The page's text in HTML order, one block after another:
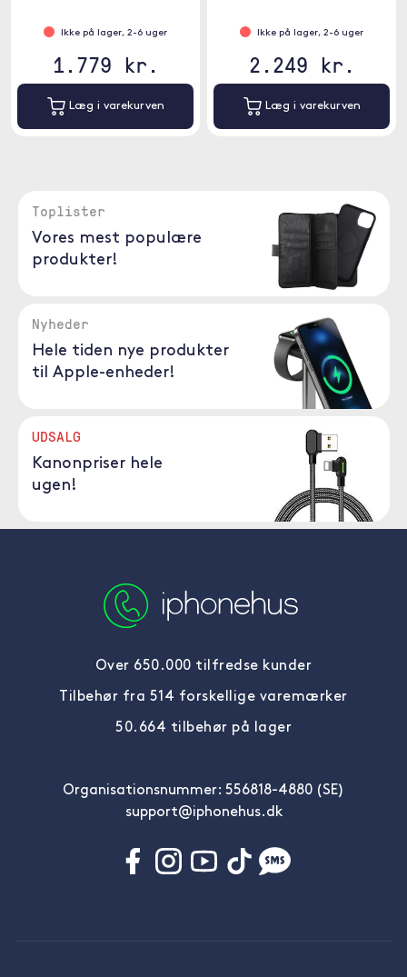
Ikke på lager, 2-6 uger
1.779 kr.
Læg i varekurven
Ikke på lager, 2-6 uger
2.249 kr.
Læg i varekurven
Toplister
Vores mest populære
produkter!
Nyheder
Hele tiden nye produkter
til Apple-enheder!
UDSALG
Kanonpriser hele
ugen!
Over 650.000 tilfredse kunder
Tilbehør fra 514 forskellige varemærker
50.664 tilbehør på lager
Organisationsnummer: 556818-4880 (SE)
support@iphonehus.dk